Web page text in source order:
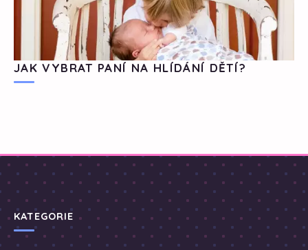
JAK VYBRAT PANÍ NA HLÍDÁNÍ DĚTÍ?
KATEGORIE